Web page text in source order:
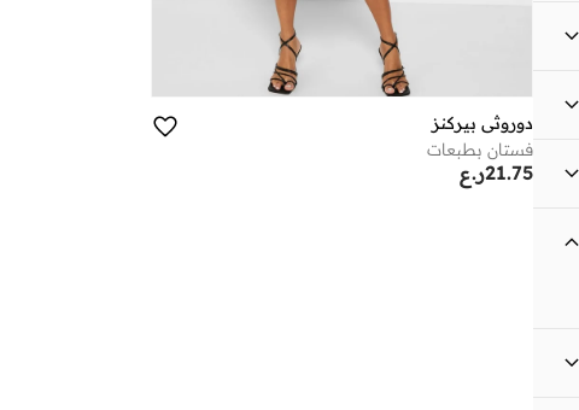
دوروثي بيركنز
فستان بطبعات
ر.ع21.75